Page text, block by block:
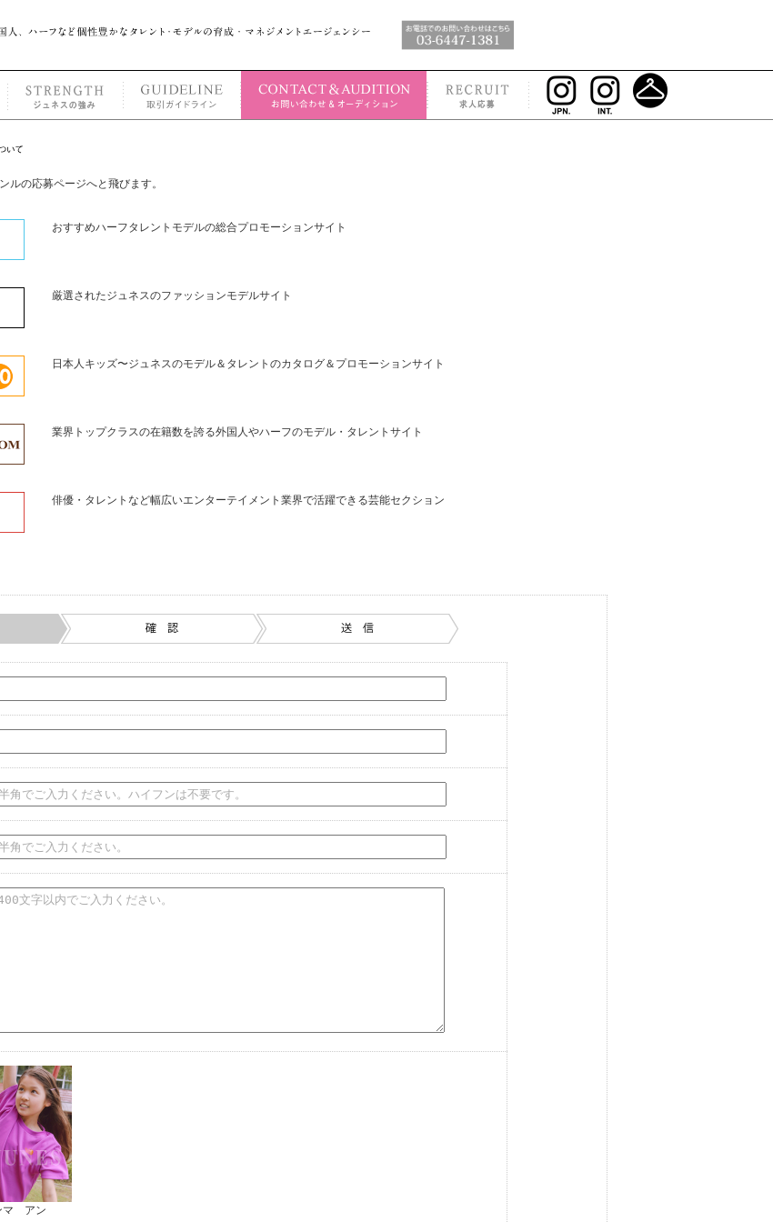
ルの応募ページへと飛びます。
おすすめハーフタレントモデルの総合プロモーションサイト
厳選されたジュネスのファッションモデルサイト
日本人キッズ〜ジュネスのモデル＆タレントのカタログ＆プロモーションサイト
業界トップクラスの在籍数を誇る外国人やハーフのモデル・タレントサイト
俳優・タレントなど幅広いエンターテイメント業界で活躍できる芸能セクション
マ アン